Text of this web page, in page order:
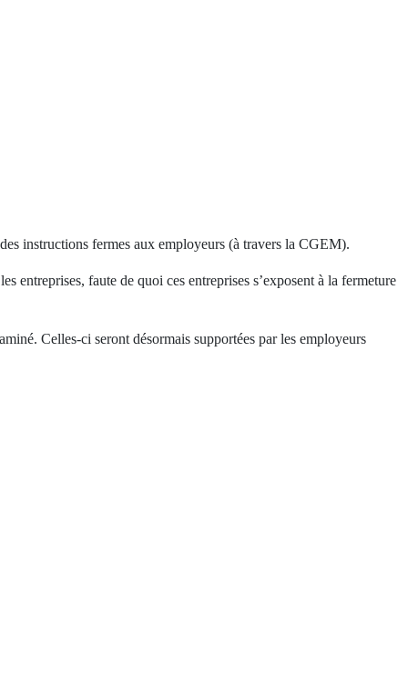
instructions fermes aux employeurs (à travers la CGEM).
entreprises, faute de quoi ces entreprises s’exposent à la fermeture
Celles-ci seront désormais supportées par les employeurs